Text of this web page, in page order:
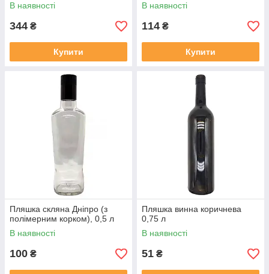
В наявності
344 ₴
Купити
В наявності
114 ₴
Купити
Пляшка скляна Дніпро (з
полімерним корком), 0,5 л
В наявності
100 ₴
Пляшка винна коричнева
0,75 л
В наявності
51 ₴